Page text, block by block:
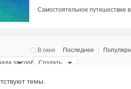
Самостоятельное путешествие
Последнее
В окне
за сообщение
Создать
темы.